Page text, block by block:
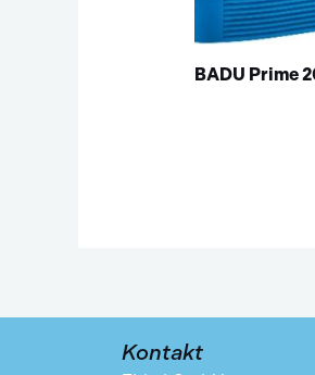
BADU Prime
Kontakt